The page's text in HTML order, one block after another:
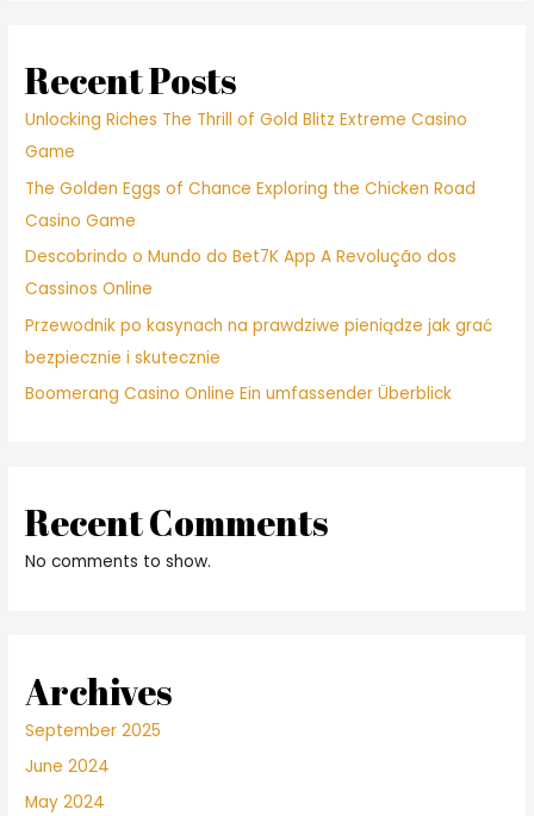
Recent Posts
Unlocking Riches The Thrill of Gold Blitz Extreme Casino
Game
The Golden Eggs of Chance Exploring the Chicken Road
Casino Game
Descobrindo o Mundo do Bet7K App A Revolução dos
Cassinos Online
Przewodnik po kasynach na prawdziwe pieniądze jak grać
bezpiecznie i skutecznie
Boomerang Casino Online Ein umfassender Überblick
Recent Comments
No comments to show.
Archives
September 2025
June 2024
May 2024